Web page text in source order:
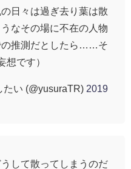
日々は過ぎ去り葉は散
なその場に不在の人物
の推測だとしたら……そ
です）
い (@yusuraTR) 2019
して散ってしまうのだ